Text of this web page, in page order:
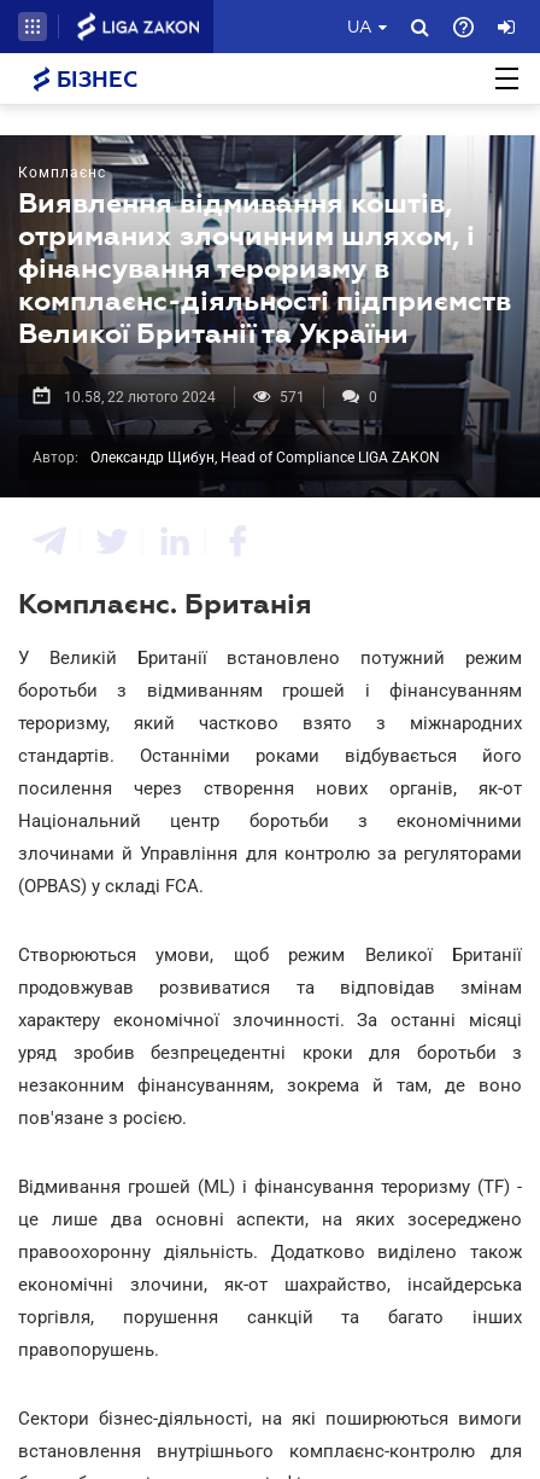
UA
БІЗНЕС
Комплаєнс
Виявлення відмивання коштів,
отриманих злочинним шляхом, і
фінансування тероризму в
комплаєнс-діяльності підприємств
Великої Британії та України
10.58, 22 лютого 2024 571 0
Автор: Олександр Щибун, Head of Compliance LIGA ZAKON
Комплаєнс. Британія
У Великій Британії встановлено потужний режим
боротьби з відмиванням грошей і фінансуванням
тероризму, який частково взято з міжнародних
стандартів. Останніми роками відбувається його
посилення через створення нових органів, як-от
Національний центр боротьби з економічними
злочинами й Управління для контролю за регуляторами
(OPBAS) у складі FCA.
Створюються умови, щоб режим Великої Британії
продовжував розвиватися та відповідав змінам
характеру економічної злочинності. За останні місяці
уряд зробив безпрецедентні кроки для боротьби з
незаконним фінансуванням, зокрема й там, де воно
пов'язане з росією.
Відмивання грошей (ML) і фінансування тероризму (TF) -
це лише два основні аспекти, на яких зосереджено
правоохоронну діяльність. Додатково виділено також
економічні злочини, як-от шахрайство, інсайдерська
торгівля, порушення санкцій та багато інших
правопорушень.
Сектори бізнес-діяльності, на які поширюються вимоги
встановлення внутрішнього комплаєнс-контролю для